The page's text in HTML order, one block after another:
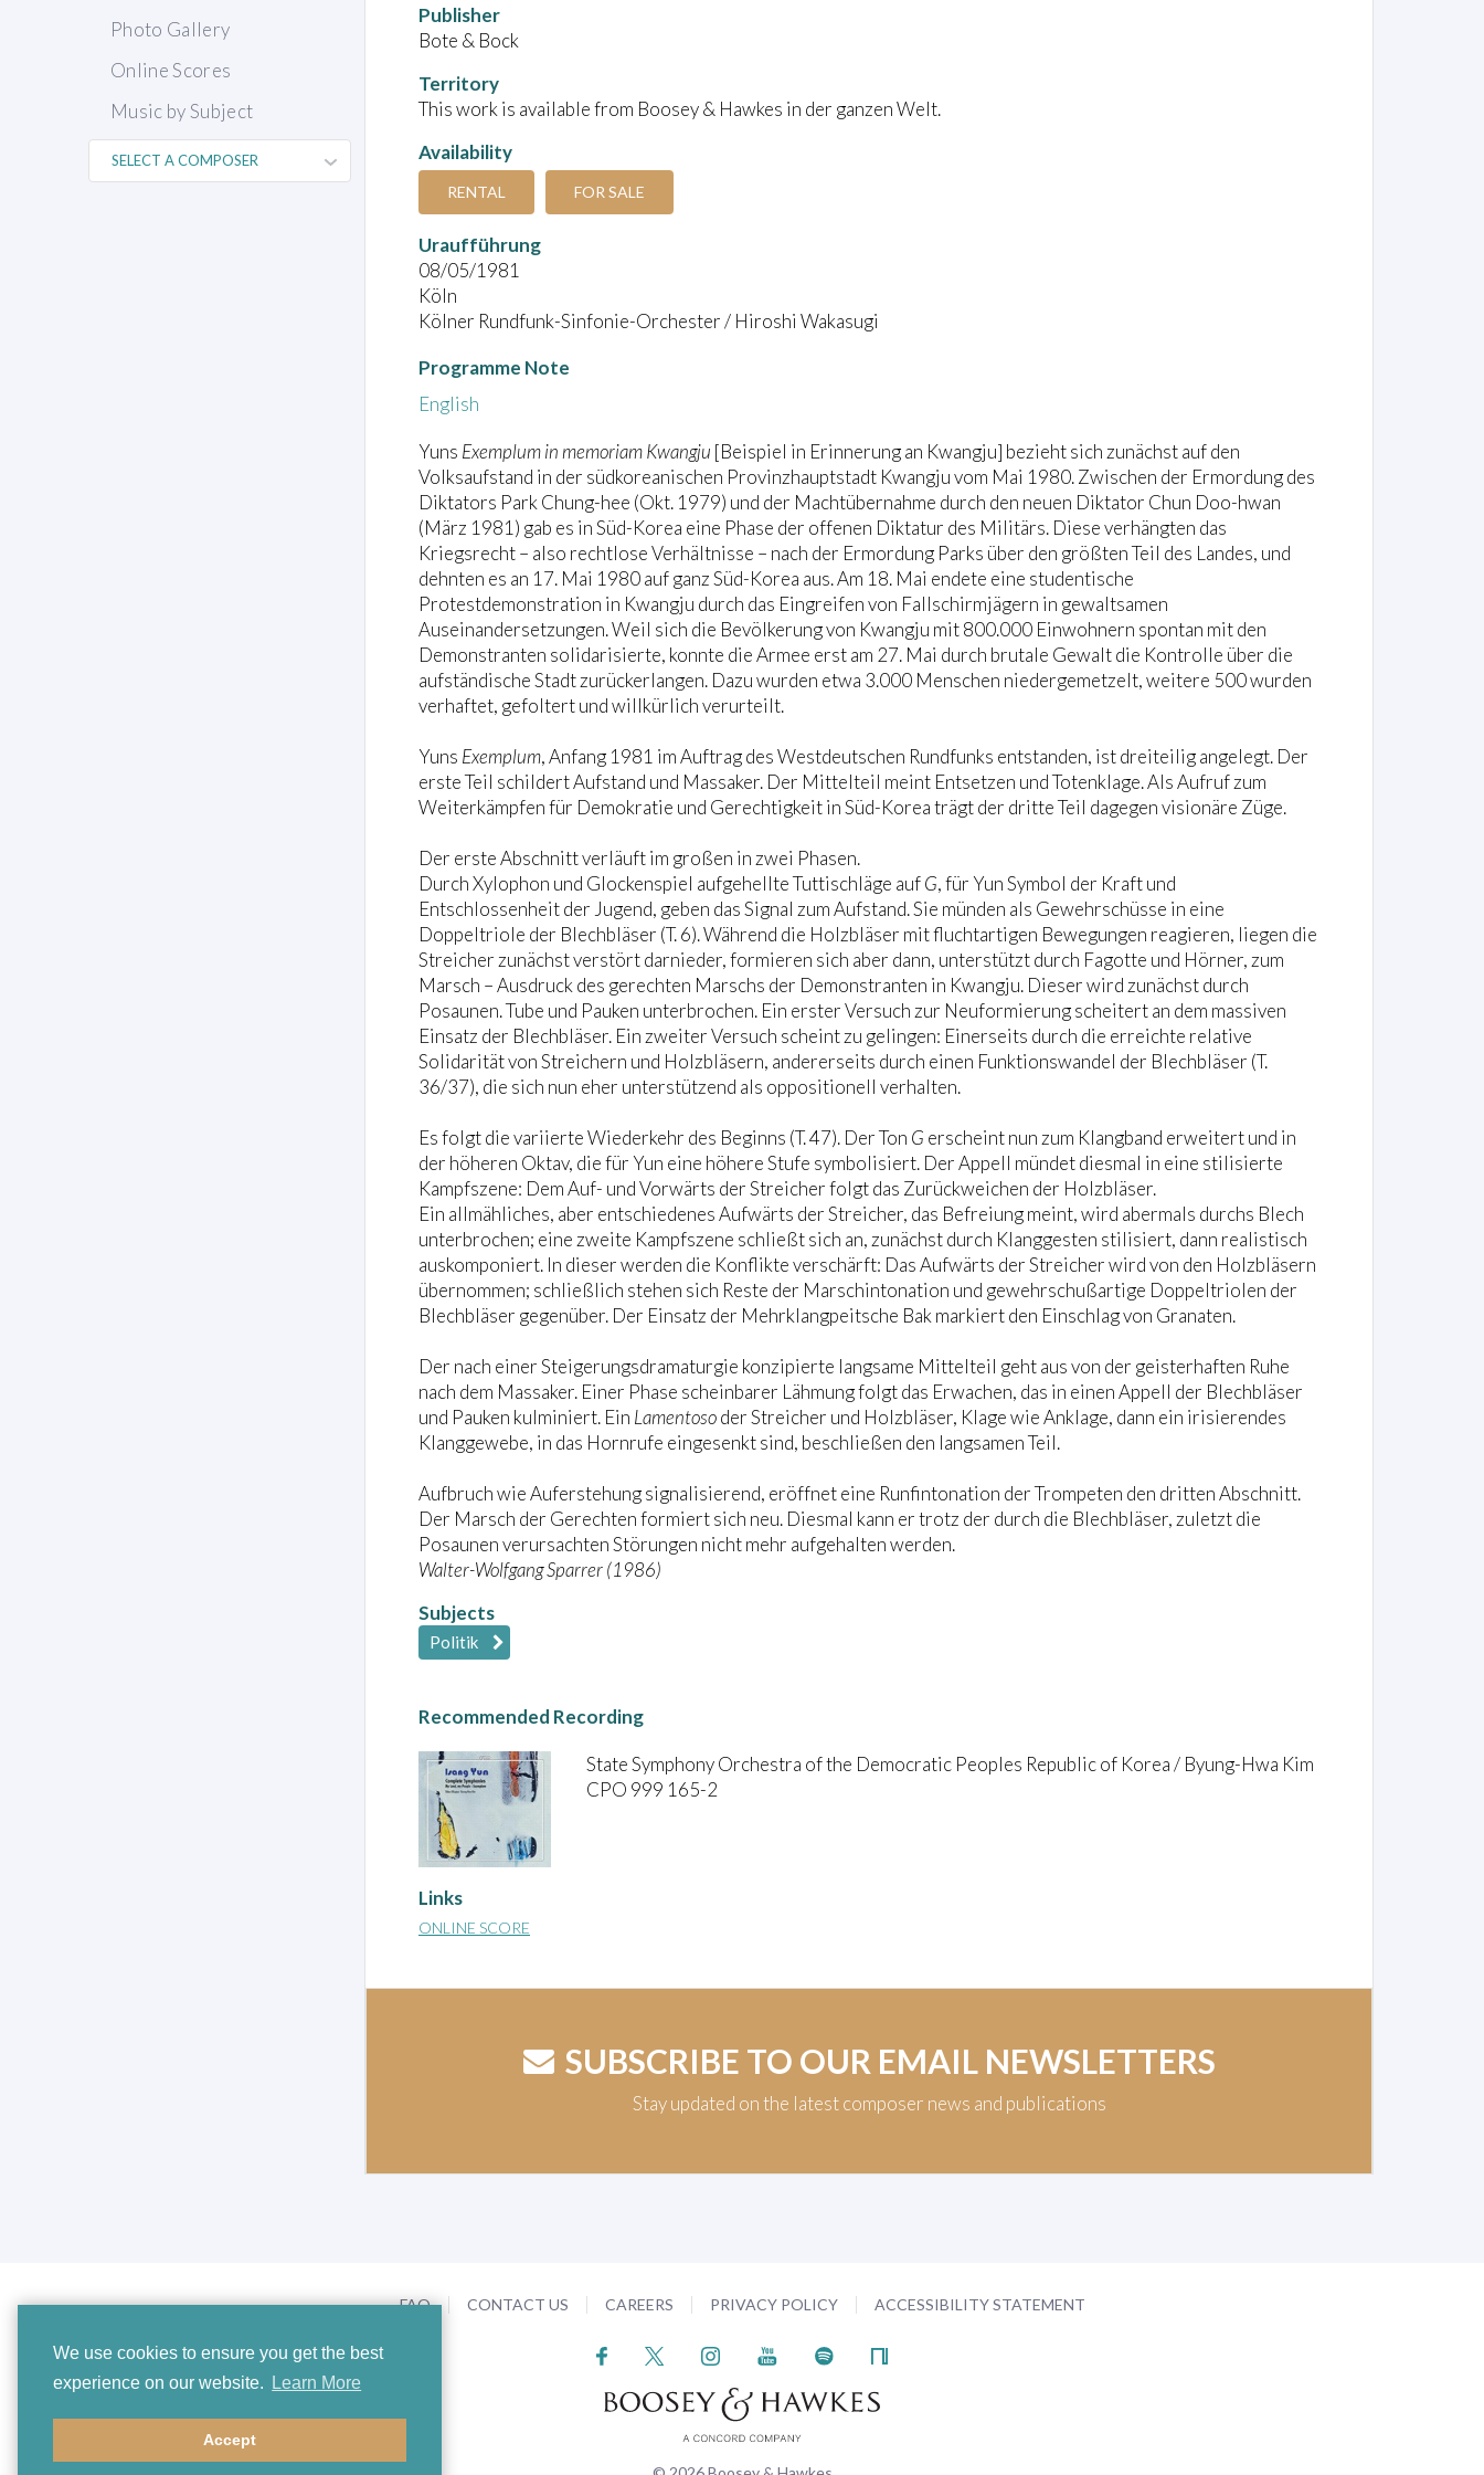
We use cookies to ensure you get the best
experience on our website.
Learn More
Accept
Photo Gallery
Online Scores
Music by Subject
Publisher
Bote & Bock
Territory
This work is available from Boosey & Hawkes in der ganzen Welt.
Availability
RENTAL FOR SALE
Uraufführung
08/05/1981
Köln
Kölner Rundfunk-Sinfonie-Orchester / Hiroshi Wakasugi
Programme Note
English
Yuns Exemplum in memoriam Kwangju [Beispiel in Erinnerung an Kwangju] bezieht sich zunächst auf den
Volksaufstand in der südkoreanischen Provinzhauptstadt Kwangju vom Mai 1980. Zwischen der Ermordung des
Diktators Park Chung-hee (Okt. 1979) und der Machtübernahme durch den neuen Diktator Chun Doo-hwan
(März 1981) gab es in Süd-Korea eine Phase der offenen Diktatur des Militärs. Diese verhängten das
Kriegsrecht – also rechtlose Verhältnisse – nach der Ermordung Parks über den größten Teil des Landes, und
dehnten es an 17. Mai 1980 auf ganz Süd-Korea aus. Am 18. Mai endete eine studentische
Protestdemonstration in Kwangju durch das Eingreifen von Fallschirmjägern in gewaltsamen
Auseinandersetzungen. Weil sich die Bevölkerung von Kwangju mit 800.000 Einwohnern spontan mit den
Demonstranten solidarisierte, konnte die Armee erst am 27. Mai durch brutale Gewalt die Kontrolle über die
aufständische Stadt zurückerlangen. Dazu wurden etwa 3.000 Menschen niedergemetzelt, weitere 500 wurden
verhaftet, gefoltert und willkürlich verurteilt.
Yuns Exemplum, Anfang 1981 im Auftrag des Westdeutschen Rundfunks entstanden, ist dreiteilig angelegt. Der
erste Teil schildert Aufstand und Massaker. Der Mittelteil meint Entsetzen und Totenklage. Als Aufruf zum
Weiterkämpfen für Demokratie und Gerechtigkeit in Süd-Korea trägt der dritte Teil dagegen visionäre Züge.
Der erste Abschnitt verläuft im großen in zwei Phasen.
Durch Xylophon und Glockenspiel aufgehellte Tuttischläge aufG, für Yun Symbol der Kraft und
Entschlossenheit der Jugend, geben das Signal zum Aufstand. Sie münden als Gewehrschüsse in eine
Doppeltriole der Blechbläser (T. 6). Während die Holzbläser mit fluchtartigen Bewegungen reagieren, liegen die
Streicher zunächst verstört darnieder, formieren sich aber dann, unterstützt durch Fagotte und Hörner, zum
Marsch – Ausdruck des gerechten Marschs der Demonstranten in Kwangju. Dieser wird zunächst durch
Posaunen. Tube und Pauken unterbrochen. Ein erster Versuch zur Neuformierung scheitert an dem massiven
Einsatz der Blechbläser. Ein zweiter Versuch scheint zu gelingen: Einerseits durch die erreichte relative
Solidarität von Streichern und Holzbläsern, andererseits durch einen Funktionswandel der Blechbläser (T.
36/37), die sich nun eher unterstützend als oppositionell verhalten.
Es folgt die variierte Wiederkehr des Beginns (T. 47). Der Ton G erscheint nun zum Klangband erweitert und in
der höheren Oktav, die für Yun eine höhere Stufe symbolisiert. Der Appell mündet diesmal in eine stilisierte
Kampfszene: Dem Auf- und Vorwärts der Streicher folgt das Zurückweichen der Holzbläser.
Ein allmähliches, aber entschiedenes Aufwärts der Streicher, das Befreiung meint, wird abermals durchs Blech
unterbrochen; eine zweite Kampfszene schließt sich an, zunächst durch Klanggesten stilisiert, dann realistisch
auskomponiert. In dieser werden die Konflikte verschärft: Das Aufwärts der Streicher wird von den Holzbläsern
übernommen; schließlich stehen sich Reste der Marschintonation und gewehrschußartige Doppeltriolen der
Blechbläser gegenüber. Der Einsatz der Mehrklangpeitsche Bak markiert den Einschlag von Granaten.
Der nach einer Steigerungsdramaturgie konzipierte langsame Mittelteil geht aus von der geisterhaften Ruhe
nach dem Massaker. Einer Phase scheinbarer Lähmung folgt das Erwachen, das in einen Appell der Blechbläser
und Pauken kulminiert. Ein Lamentosoder Streicher und Holzbläser, Klage wie Anklage, dann ein irisierendes
Klanggewebe, in das Hornrufe eingesenkt sind, beschließen den langsamen Teil.
Aufbruch wie Auferstehung signalisierend, eröffnet eine Runfintonation der Trompeten den dritten Abschnitt.
Der Marsch der Gerechten formiert sich neu. Diesmal kann er trotz der durch die Blechbläser, zuletzt die
Posaunen verursachten Störungen nicht mehr aufgehalten werden.
Walter-Wolfgang Sparrer (1986)
Subjects
Politik
Recommended Recording
State Symphony Orchestra of the Democratic Peoples Republic of Korea / Byung-Hwa Kim
CPO 999 165-2
Links
ONLINE SCORE
SUBSCRIBE TO OUR EMAIL NEWSLETTERS
Stay updated on the latest composer news and publications
FAQ CONTACT US CAREERS PRIVACY POLICY ACCESSIBILITY STATEMENT